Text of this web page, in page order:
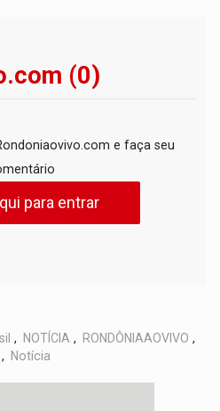
(0)
e faça seu
para entrar
, NOTÍCIA , RONDÔNIAAOVIVO ,
, Notícia